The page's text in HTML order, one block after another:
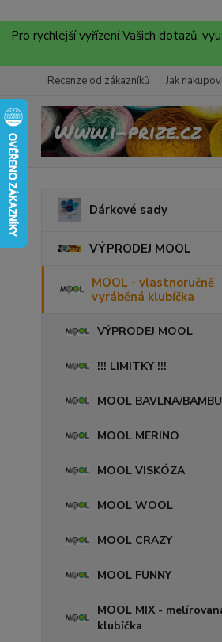
Pro rychlejší vyřízení Vašich dotazů,
Recenze od zákazníků Jak
Dárkové sady
VÝPRODEJ MOOL
MOOL - vlastnoručně
vyráběná klubíčka
VÝPRODEJ MOOL
!!! LIMITKY !!!
MOOL BAVLNA/
MOOL MERINO
MOOL VISKÓZA
MOOL WOOL
MOOL CRAZY
MOOL FUNNY
MOOL MIX -
klubíčka